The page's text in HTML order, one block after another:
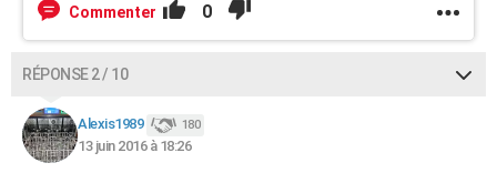
Commenter 0
RÉPONSE 2 / 10
Alexis1989 180
13 juin 2016 à 18:26